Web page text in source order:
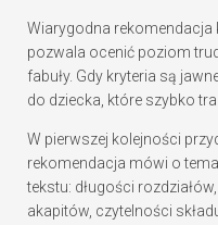
Wiarygodna rekomendacja
pozwala ocenić poziom
fabuły. Gdy kryteria są
do dziecka, które szybko
W pierwszej kolejności
rekomendacja mówi o
tekstu: długości
akapitów, czytelności